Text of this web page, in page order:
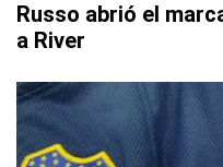
Russo abrió el
a River